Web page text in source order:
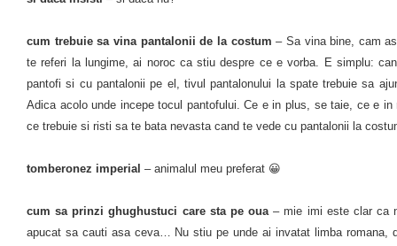
cum trebuie sa vina pantalonii de la costum – Sa vina bine, cam
te referi la lungime, ai noroc ca stiu despre ce e vorba. E simplu:
pantofi si cu pantalonii pe el, tivul pantalonului la spate trebuie sa
Adica acolo unde incepe tocul pantofului. Ce e in plus, se taie, ce e
ce trebuie si risti sa te bata nevasta cand te vede cu pantalonii la
tomberonez imperial – animalul meu preferat 😀
cum sa prinzi ghughustuci care sta pe oua– mie imi este clar ca
apucat sa cauti asa ceva… Nu stiu pe unde ai invatat limba romana,